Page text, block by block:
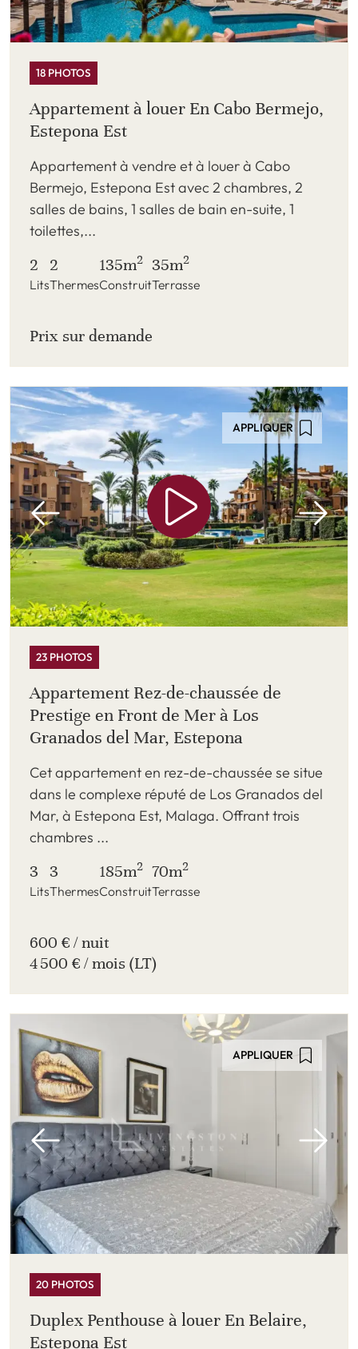
18 PHOTOS
Appartement à louer En Cabo Bermejo,
Estepona Est
Appartement à vendre et à louer à Cabo
Bermejo, Estepona Est avec 2 chambres, 2
salles de bains, 1 salles de bain en-suite, 1
toilettes,...
2
Lits
2
Thermes
135m2
Construit
35m2
Terrasse
Prix ​​sur demande
APPLIQUER
23 PHOTOS
Appartement Rez-de-chaussée de
Prestige en Front de Mer à Los
Granados del Mar, Estepona
Cet appartement en rez-de-chaussée se situe
dans le complexe réputé de Los Granados del
Mar, à Estepona Est, Malaga. Offrant trois
chambres ...
3
Lits
3
Thermes
185m2
Construit
70m2
Terrasse
600 € / nuit
4 500 € / mois (LT)
APPLIQUER
20 PHOTOS
Duplex Penthouse à louer En Belaire,
Estepona Est